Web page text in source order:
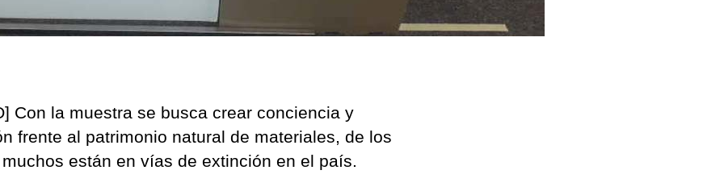
Con la muestra se busca crear conciencia y
frente al patrimonio natural de materiales, de los
están en vías de extinción en el país.